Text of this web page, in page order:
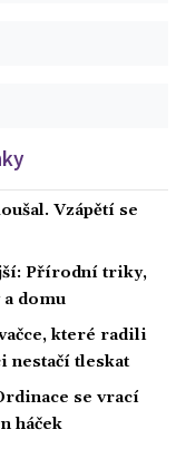
Vzápětí se
Přírodní triky,
a domu
které radili
nestačí tleskat
se vrací
háček